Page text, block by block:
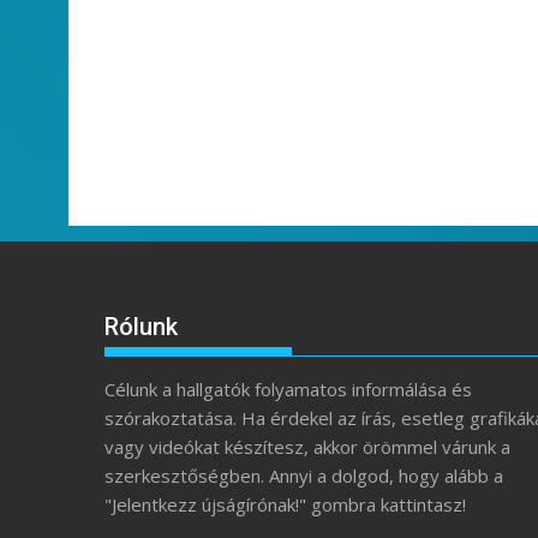
Rólunk
Célunk a hallgatók folyamatos informálása és
szórakoztatása. Ha érdekel az írás, esetleg
vagy videókat készítesz, akkor örömmel várunk a
szerkesztőségben. Annyi a dolgod, hogy alább a
"Jelentkezz újságírónak!" gombra kattintasz!